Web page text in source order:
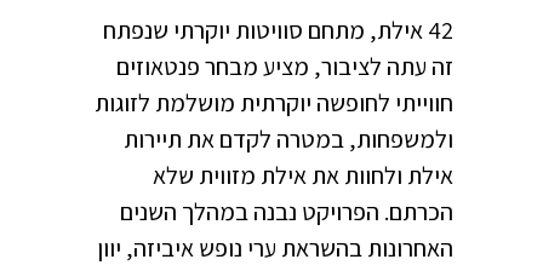
42 אילת, מתחם סוויטות יוקרתי שנפתח
זה עתה לציבור, מציע מבחר פנטאוזים
חווייתי לחופשה יוקרתית מושלמת לזוגות
ולמשפחות, במטרה לקדם את תיירות
אילת ולחוות את אילת מזווית שלא
הכרתם. הפרויקט נבנה במהלך השנים
האחרונות בהשראת ערי נופש איביזה, יוון